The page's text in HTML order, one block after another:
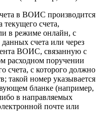
в ВОИС производится
текущего счета,
в режиме онлайн, с
счета или через
ВОИС, связанную с
расходном поручении
счета, с которого должно
такой номер указывается
бланке (например,
в направляемых
почте или